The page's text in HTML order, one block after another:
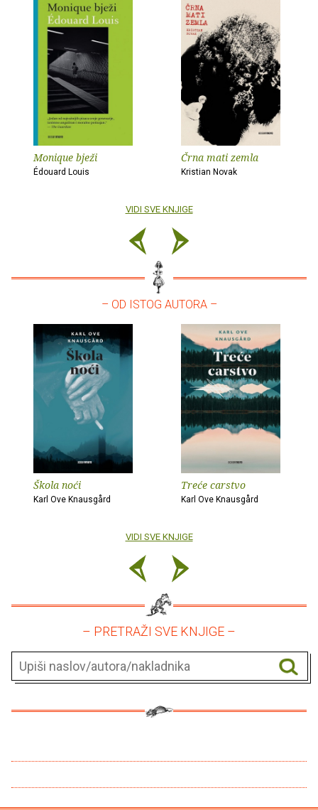
Monique bježi
Édouard Louis
Črna mati zemla
Kristian Novak
VIDI SVE KNJIGE
– OD ISTOG AUTORA –
Škola noći
Karl Ove Knausgård
Treće carstvo
Karl Ove Knausgård
VIDI SVE KNJIGE
– PRETRAŽI SVE KNJIGE –